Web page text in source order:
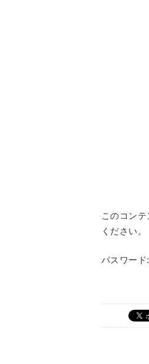
このコン
ください。
パスワード: